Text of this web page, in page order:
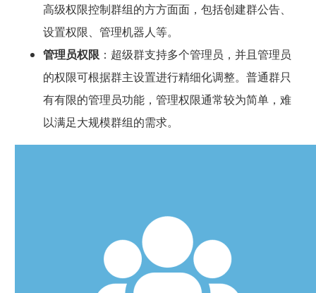
高级权限控制群组的方方面面，包括创建群公告、
设置权限、管理机器人等。
管理员权限：超级群支持多个管理员，并且管理员
的权限可根据群主设置进行精细化调整。普通群只
有有限的管理员功能，管理权限通常较为简单，难
以满足大规模群组的需求。